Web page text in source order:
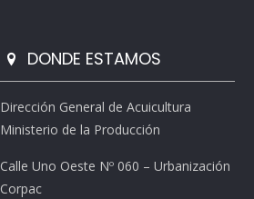
DONDE ESTAMOS
Dirección General de Acuicultura
Ministerio de la Producción
Calle Uno Oeste Nº 060 – Urbanización
Corpac